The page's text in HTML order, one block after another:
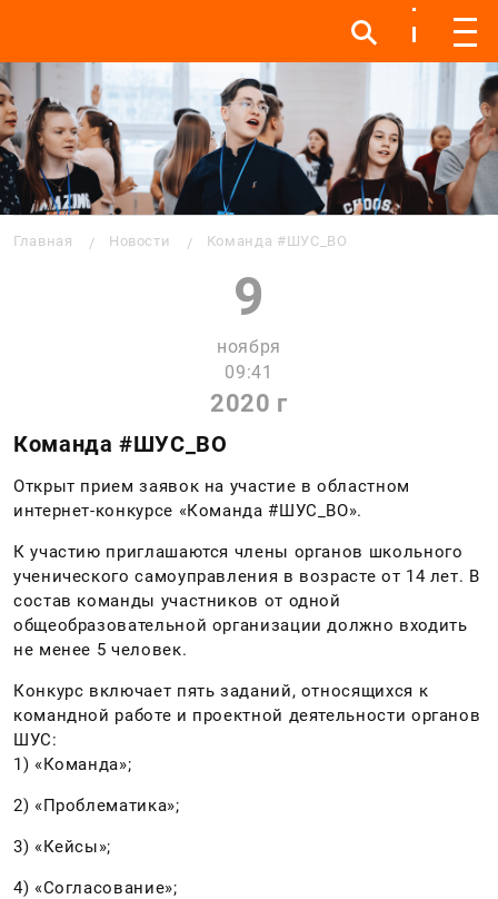
Инфо Инфо Меню
Главная Новости Команда #ШУС_ВО
9
ноября
09:41
2020 г
Команда #ШУС_ВО
Открыт прием заявок на участие в областном
интернет-конкурсе «Команда #ШУС_ВО».
К участию приглашаются члены органов школьного
ученического самоуправления в возрасте от 14 лет. В
состав команды участников от одной
общеобразовательной организации должно входить
не менее 5 человек.
Конкурс включает пять заданий, относящихся к
командной работе и проектной деятельности органов
ШУС:
1) «Команда»;
2) «Проблематика»;
3) «Кейсы»;
4) «Согласование»;